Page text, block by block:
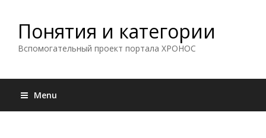
Понятия и категории
Вспомогательный проект портала ХРОНОС
Menu